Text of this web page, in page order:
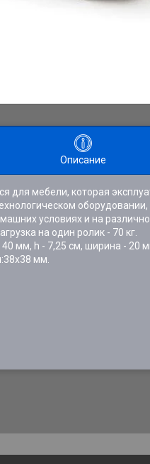
Описание
для мебели, которая
условиях и на
на один ролик - 70 кг.
мм, h - 7,25 см, ширина - 20
мм.